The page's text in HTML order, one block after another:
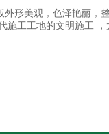
形美观，色泽艳丽，
工工地的文明施工 ，